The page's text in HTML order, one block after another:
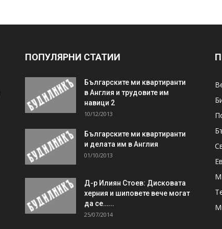
ПОПУЛЯРНИ СТАТИИ
Българските ми квартиранти
в Англия и трудовите им
навици 2
10/12/2013
Българските ми квартиранти
и делата им в Англия
01/10/2013
Д-р Илиян Стоев: Дисковата
херния и шиповете вече могат
да се…...
25/07/2014